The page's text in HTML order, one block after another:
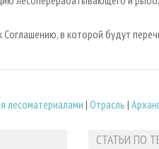
в которой будут
лесоматериалами| Отрасль |
СТАТЬИ ПО